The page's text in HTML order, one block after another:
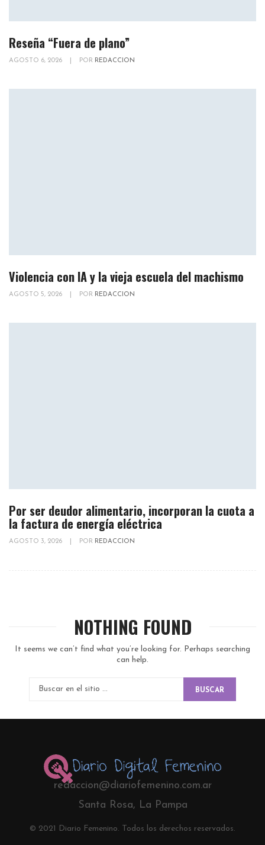
Reseña “Fuera de plano”
AGOSTO 6, 2026 POR REDACCION
Violencia con IA y la vieja escuela del machismo
AGOSTO 5, 2026 POR REDACCION
Por ser deudor alimentario, incorporan la cuota a
la factura de energía eléctrica
AGOSTO 3, 2026 POR REDACCION
NOTHING FOUND
It seems we can’t find what you’re looking for. Perhaps searching
can help.
BUSCAR
redaccion@diariofemenino.com.ar
Santa Rosa, La Pampa
© 2021 Diario Femenino. Todos los derechos reservados.